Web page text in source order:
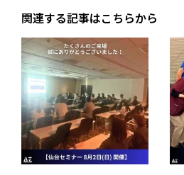
関連する記事はこちらから